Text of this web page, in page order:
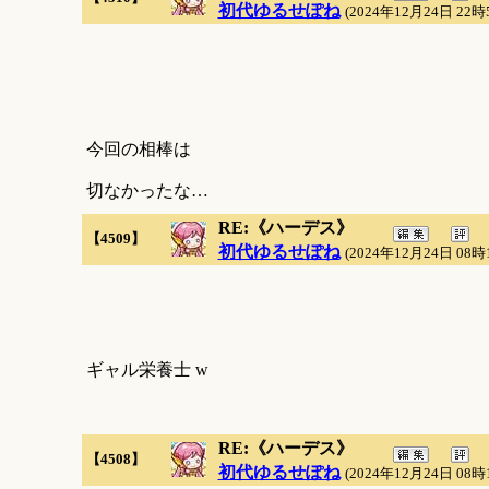
初代ゆるせぽね (2024年12月24日 22時
今回の相棒は
切なかったな…
【4509】
RE:《ハーデス》
初代ゆるせぽね (2024年12月24日 08時
ギャル栄養士 w
【4508】
RE:《ハーデス》
初代ゆるせぽね (2024年12月24日 08時